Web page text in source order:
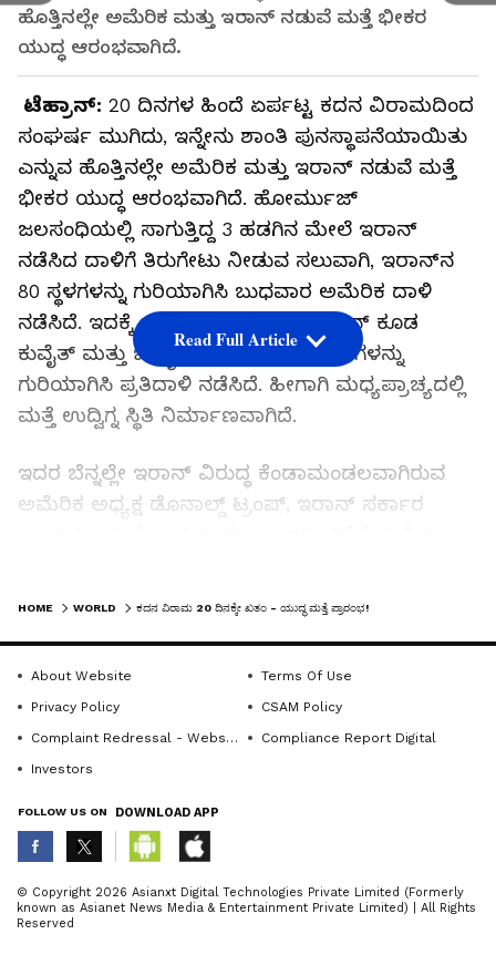
ಹೊತ್ತಿನಲ್ಲೇ ಅಮೆರಿಕ ಮತ್ತು ಇರಾನ್‌ ನಡುವೆ ಮತ್ತೆ ಭೀಕರ
ಯುದ್ಧ ಆರಂಭವಾಗಿದೆ.
ಟೆಹ್ರಾನ್‌: 20 ದಿನಗಳ ಹಿಂದೆ ಏರ್ಪಟ್ಟ ಕದನ ವಿರಾಮದಿಂದ
ಸಂಘರ್ಷ ಮುಗಿದು, ಇನ್ನೇನು ಶಾಂತಿ ಪುನಸ್ಥಾಪನೆಯಾಯಿತು
ಎನ್ನುವ ಹೊತ್ತಿನಲ್ಲೇ ಅಮೆರಿಕ ಮತ್ತು ಇರಾನ್‌ ನಡುವೆ ಮತ್ತೆ
ಭೀಕರ ಯುದ್ಧ ಆರಂಭವಾಗಿದೆ. ಹೋರ್ಮುಜ್‌
ಜಲಸಂಧಿಯಲ್ಲಿ ಸಾಗುತ್ತಿದ್ದ 3 ಹಡಗಿನ ಮೇಲೆ ಇರಾನ್‌
ನಡೆಸಿದ ದಾಳಿಗೆ ತಿರುಗೇಟು ನೀಡುವ ಸಲುವಾಗಿ, ಇರಾನ್‌ನ
80 ಸ್ಥಳಗಳನ್ನು ಗುರಿಯಾಗಿಸಿ ಬುಧವಾರ ಅಮೆರಿಕ ದಾಳಿ
ನಡೆಸಿದೆ. ಇದಕ್ಕೆ ಸಡ್ಡು ಹೊಡೆಯುವಂತೆ ಇರಾನ್‌ ಕೂಡ
ಕುವೈತ್‌ ಮತ್ತು ಬಹ್ರೈನ್‌ನಲ್ಲಿನ ಅಮೆರಿಕ ನೆಲೆಗಳನ್ನು
ಗುರಿಯಾಗಿಸಿ ಪ್ರತಿದಾಳಿ ನಡೆಸಿದೆ. ಹೀಗಾಗಿ ಮಧ್ಯಪ್ರಾಚ್ಯದಲ್ಲಿ
ಮತ್ತೆ ಉದ್ವಿಗ್ನ ಸ್ಥಿತಿ ನಿರ್ಮಾಣವಾಗಿದೆ.
ಇದರ ಬೆನ್ನಲ್ಲೇ ಇರಾನ್‌ ವಿರುದ್ಧ ಕೆಂಡಾಮಂಡಲವಾಗಿರುವ
ಅಮೆರಿಕ ಅಧ್ಯಕ್ಷ ಡೊನಾಲ್ಡ್‌ ಟ್ರಂಪ್‌, ಇರಾನ್‌ ಸರ್ಕಾರ
ಅರ್ಥ ಇಲ್ಲ. ನಾವು ಅವರ ಮೇಲೆ ಗುರುವಾರ ಮತ್ತಷ್ಟು ದಾಳಿ
ಇದರ ಬೆನ್ನಲ್ಲೇ ಜಾಗತಿಕ ಮಾರುಕಟ್ಟೆಯಲ್ಲಿ ಕಚ್ಚಾತೈಲ ಭಾರೀ
ಏರಿಕೆ ಕಂಡಿದ್ದರೆ, ಜಗತ್ತಿನ ಹಲವು ಷೇರುಪೇಟೆಗಳು ಭಾರೀ
ಕುಸಿತ ಕಂಡಿವೆ.
Read Full Article
ABOUT THE AUTHOR
SN Sujatha NR
HOME WORLD ಕದನ ವಿರಾಮ 20 ದಿನಕ್ಕೇ ಖತಂ - ಯುದ್ಧ ಮತ್ತೆ ಪ್ರಾರಂಭ!
About Website
Terms Of Use
Privacy Policy
CSAM Policy
Complaint Redressal - Website
Compliance Report Digital
Investors
FOLLOW US ON DOWNLOAD APP
© Copyright 2026 Asianxt Digital Technologies Private Limited (Formerly
known as Asianet News Media & Entertainment Private Limited) | All Rights
Reserved